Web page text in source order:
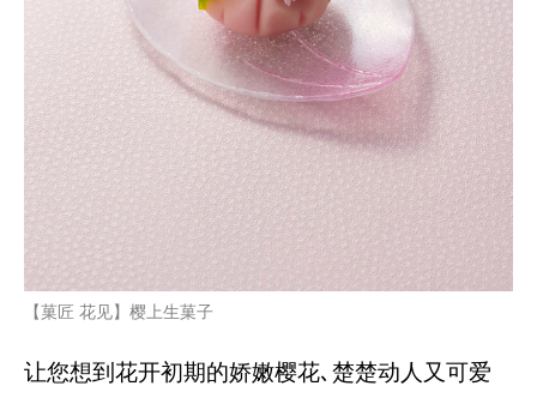
【菓匠 花见】樱上生菓子
让您想到花开初期的娇嫩樱花､楚楚动人又可爱